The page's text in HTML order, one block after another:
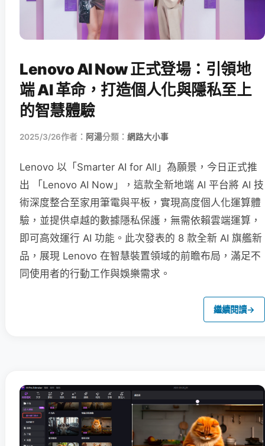
Lenovo AI Now 正式登場：引領地
端 AI 革命，打造個人化與隱私至上
的智慧體驗
2025/3/26作者： 阿湯分類： 網路大小事
Lenovo 以「Smarter AI for All」為願景，今日正式推
出 「Lenovo AI Now」，這款全新地端 AI 平台將 AI 技
術深度整合至家用筆電與平板，實現高度個人化運算體
驗，並提供卓越的數據隱私保護，無需依賴雲端運算，
即可高效運行 AI 功能。此次發表的 8 款全新 AI 旗艦新
品，展現 Lenovo 在智慧裝置領域的前瞻布局，滿足不
同使用者的行動工作與娛樂需求。
繼續閱讀→